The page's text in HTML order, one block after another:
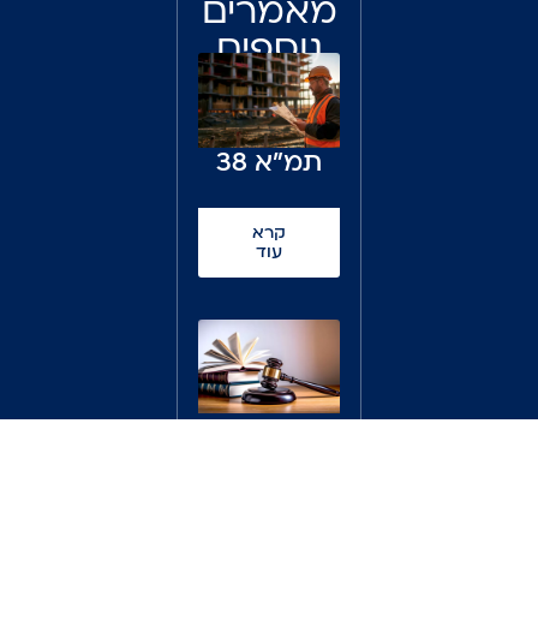
מאמרים
נוספים
לקריאה
תמ"א 38
קרא
עוד
בדק בית